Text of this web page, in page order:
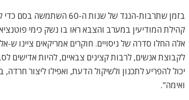
בזמן שתרבות-הנגד של שנות ה-60
אלה החלו סדרה של ניסויים. חוקרים אמריקאים ציינו ש-
לקבוצת אנשים, לרבות קצינים צבאיים, להיות אדישים
יכול להפריע לתכנון ולשיקול הדעת, ואפילו ליצור
ואימה".